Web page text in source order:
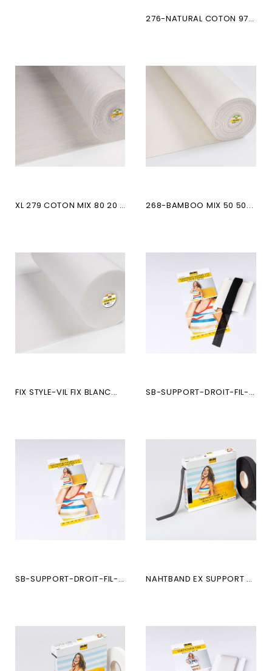
276-NATURAL COTON 97CO 3PP
XL 279 COTON MIX 80 20 XL... 268-BAMBOO MIX 50 50...
FIX STYLE-VIL FIX BLANC... SB-SUPPORT-DROIT-FIL-NAHTBA...
SB-SUPPORT-DROIT-FIL-NAHTBA... NAHTBAND EX SUPPORT DROIT...